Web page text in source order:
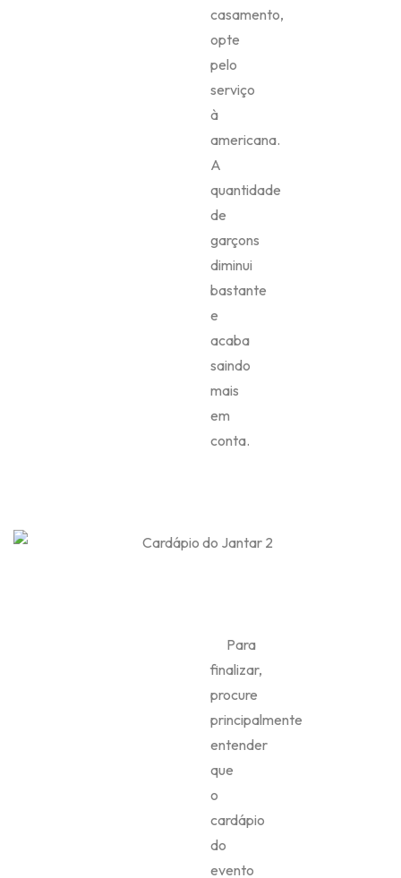
casamento,
opte
pelo
serviço
à
americana.
A
quantidade
de
garçons
diminui
bastante
e
acaba
saindo
mais
em
conta.
Para
finalizar,
procure
principalmente
entender
que
o
cardápio
do
evento